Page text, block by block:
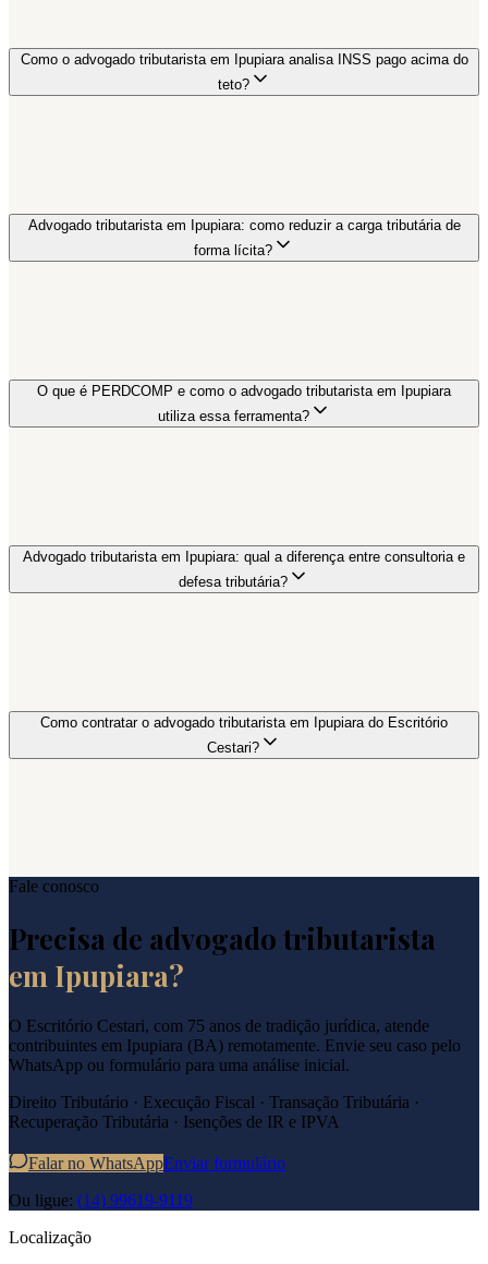
Como o advogado tributarista em Ipupiara analisa INSS pago acima do
teto?
Advogado tributarista em Ipupiara: como reduzir a carga tributária de
forma lícita?
O que é PERDCOMP e como o advogado tributarista em Ipupiara
utiliza essa ferramenta?
Advogado tributarista em Ipupiara: qual a diferença entre consultoria e
defesa tributária?
Como contratar o advogado tributarista em Ipupiara do Escritório
Cestari?
Fale conosco
Precisa de advogado tributarista
em Ipupiara?
O Escritório Cestari, com 75 anos de tradição jurídica, atende
contribuintes em Ipupiara (BA) remotamente. Envie seu caso pelo
WhatsApp ou formulário para uma análise inicial.
Direito Tributário · Execução Fiscal · Transação Tributária ·
Recuperação Tributária · Isenções de IR e IPVA
Falar no WhatsAppEnviar formulário
Ou ligue: (14) 99619-9119
Localização